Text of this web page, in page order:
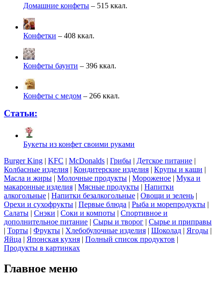
Домашние конфеты – 515 ккал.
Конфетки – 408 ккал.
Конфеты баунти – 396 ккал.
Конфеты с медом – 266 ккал.
Статьи:
Букеты из конфет своими руками
Burger King | KFC | McDonalds | Грибы | Детское питание |
Колбасные изделия | Кондитерские изделия | Крупы и каши |
Масла и жиры | Молочные продукты | Мороженое | Мука и
макаронные изделия | Мясные продукты | Напитки
алкогольные | Напитки безалкогольные | Овощи и зелень |
Орехи и сухофрукты | Первые блюда | Рыба и морепродукты |
Салаты | Снэки | Соки и компоты | Спортивное и
дополнительное питание | Сыры и творог | Сырье и приправы
| Торты | Фрукты | Хлебобулочные изделия | Шоколад | Ягоды |
Яйца | Японская кухня | Полный список продуктов |
Продукты в картинках
Главное меню